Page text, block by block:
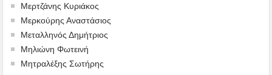
Μερτζάνης Κυριάκος
Μερκούρης Αναστάσιος
Μεταλληνός Δημήτριος
Mηλιώνη Φωτεινή
Μητραλέξης Σωτήρης